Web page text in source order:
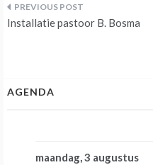
Bericht
Installatie pastoor B. Bosma
AGENDA
maandag, 3 augustus